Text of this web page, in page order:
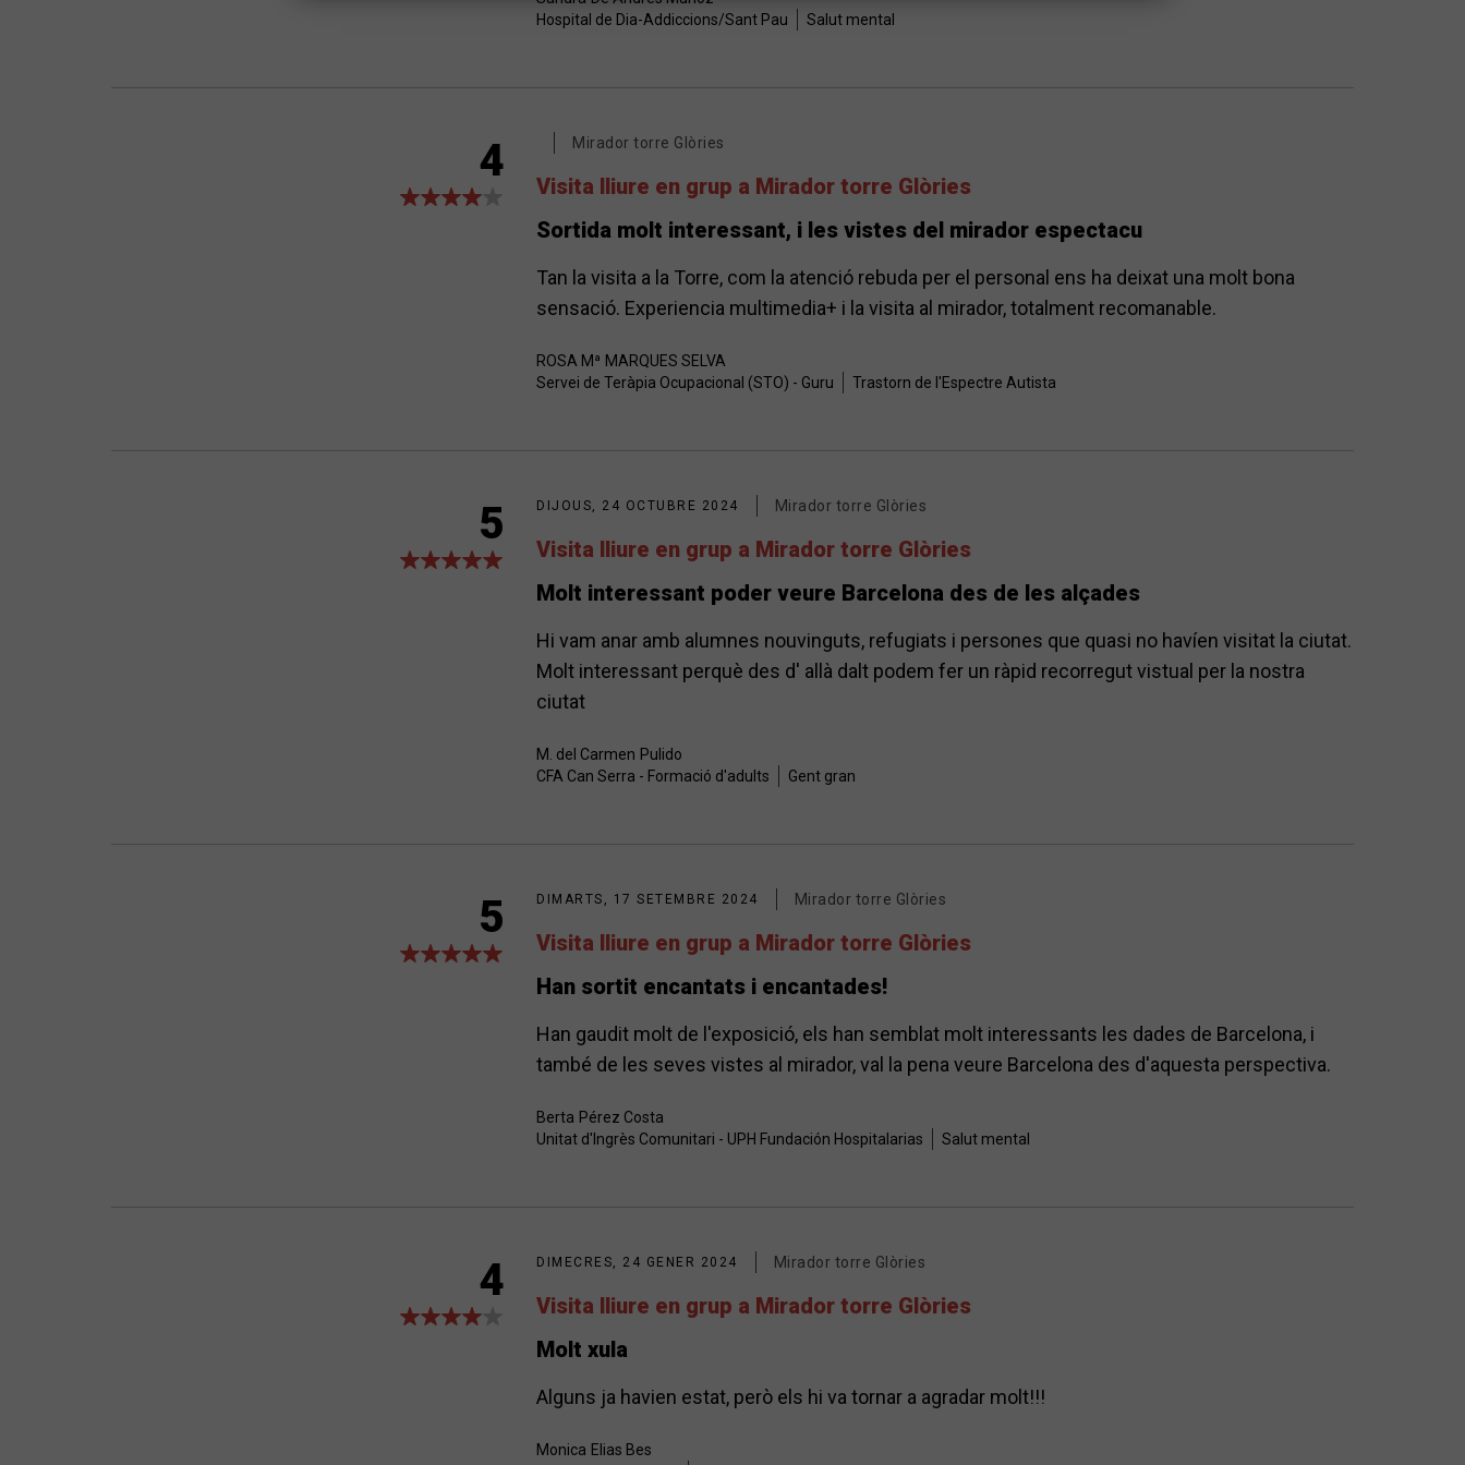
Hospital de Dia-Addiccions/Sant Pau
Salut mental
4 Mirador torre Glòries
Visita lliure en grup a Mirador torre Glòries
Sortida molt interessant, i les vistes del mirador espectacu
Tan la visita a la Torre, com la atenció rebuda per el personal ens ha deixat una molt bona
sensació. Experiencia multimedia+ i la visita al mirador, totalment recomanable.
ROSA Mª MARQUES SELVA
Servei de Teràpia Ocupacional (STO) - Guru
Trastorn de l'Espectre Autista
5 DIJOUS, 24 OCTUBRE 2024 Mirador torre Glòries
Visita lliure en grup a Mirador torre Glòries
Molt interessant poder veure Barcelona des de les alçades
Hi vam anar amb alumnes nouvinguts, refugiats i persones que quasi no havíen visitat la ciutat.
Molt interessant perquè des d' allà dalt podem fer un ràpid recorregut vistual per la nostra
ciutat
M. del Carmen Pulido
CFA Can Serra - Formació d'adults
Gent gran
5 DIMARTS, 17 SETEMBRE 2024 Mirador torre Glòries
Visita lliure en grup a Mirador torre Glòries
Han sortit encantats i encantades!
Han gaudit molt de l'exposició, els han semblat molt interessants les dades de Barcelona, i
també de les seves vistes al mirador, val la pena veure Barcelona des d'aquesta perspectiva.
Berta Pérez Costa
Unitat d'Ingrès Comunitari - UPH Fundación Hospitalarias
Salut mental
4 DIMECRES, 24 GENER 2024 Mirador torre Glòries
Visita lliure en grup a Mirador torre Glòries
Molt xula
Alguns ja havien estat, però els hi va tornar a agradar molt!!!
Monica Elias Bes